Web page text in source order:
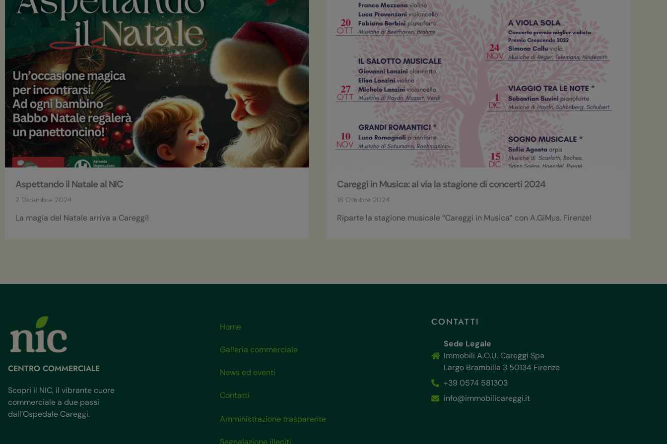
Aspettando il Natale al NIC
2 Dicembre 2024
La magia del Natale arriva a Careggi!
Careggi in Musica: al via la stagione di concerti 2024
18 Ottobre 2024
Riparte la stagione musicale “Careggi in Musica” con A.GiMus. Firenze!
CENTRO COMMERCIALE
Scopri il NIC, il vibrante cuore
commerciale a due passi
dall’Ospedale Careggi.
Home
Galleria commerciale
News ed eventi
Contatti
Amministrazione trasparente
Segnalazione illeciti
CONTATTI
Sede Legale
Immobili A.O.U. Careggi Spa
Largo Brambilla 3 50134 Firenze
+39 0574 581303
info@immobilicareggi.it